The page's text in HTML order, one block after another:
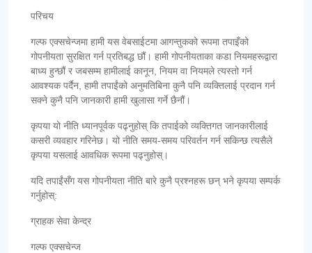
परिचय
गल्फ एक्सचेन्जमा हामी यस वेबसाईटमा आगन्तुकको रूपमा तपाइँको
गोपनीयता सुरक्षित गर्न प्रतिबद्ध छौं। हामी गोपनीयताका कडा नियमहरूद्वारा
बाध्य हुन्छौं र जबसम्म हामीलाई कानून, नियम वा नियमले त्यस्तो गर्न
आवश्यक पर्दैन, हामी तपाईंको अनुमतिबिना कुनै पनि व्यक्तिलाई प्रदान गर्न
सक्ने कुनै पनि जानकारी हामी खुलासा गर्ने छैनौं।
कृपया यो नीति ध्यानपूर्वक पढ्नुहोस् कि तपाईको व्यक्तिगत जानकारीलाई
कसरी व्यवहार गरिनेछ। यो नीति समय-समय परिवर्तन गर्न सकिन्छ त्यसैले
कृपया यसलाई आवधिक रूपमा पढ्नुहोस्।
यदि तपाईंसँग यस गोपनीयता नीति बारे कुनै प्रश्नहरू छन् भने कृपया सम्पर्क
गर्नुहोस्:
ग्राहक सेवा केन्द्र
गल्फ एक्सचेन्ज